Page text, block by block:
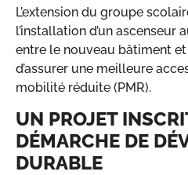
L’extension du groupe
l’installation d’un ascenseur
entre le nouveau bâtiment et
d’assurer une meilleure
mobilité réduite (PMR).
UN PROJET
DÉMARCHE DE
DURABLE